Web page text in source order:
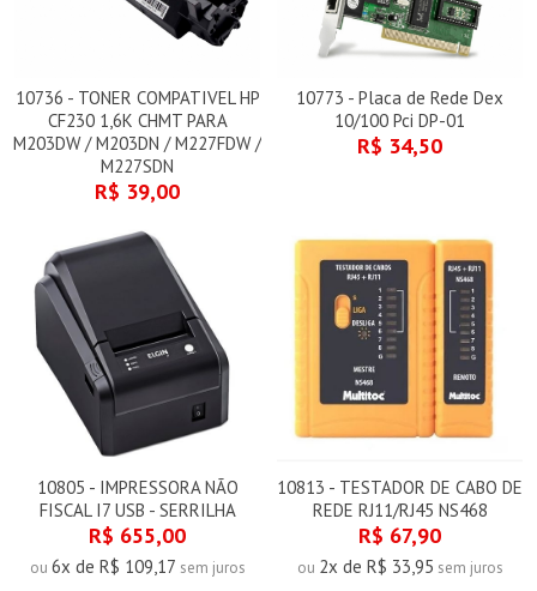
10736 - TONER COMPATIVEL HP
CF230 1,6K CHMT PARA
M203DW / M203DN / M227FDW /
M227SDN
R$ 39,00
10773 - Placa de Rede Dex
10/100 Pci DP-01
R$ 34,50
10805 - IMPRESSORA NÃO
FISCAL I7 USB - SERRILHA
R$ 655,00
ou 6x de R$ 109,17 sem juros
10813 - TESTADOR DE CABO DE
REDE RJ11/RJ45 NS468
R$ 67,90
ou 2x de R$ 33,95 sem juros